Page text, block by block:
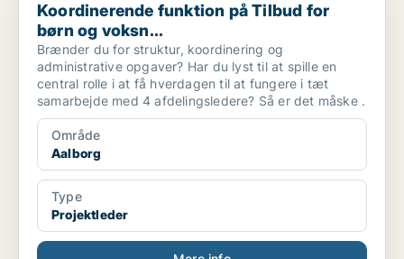
Koordinerende funktion på Tilbud for
børn og voksn...
Brænder du for struktur, koordinering og
administrative opgaver? Har du lyst til at spille en
central rolle i at få hverdagen til at fungere i tæt
samarbejde med 4 afdelingsledere? Så er det måske .
Område
Aalborg
Type
Projektleder